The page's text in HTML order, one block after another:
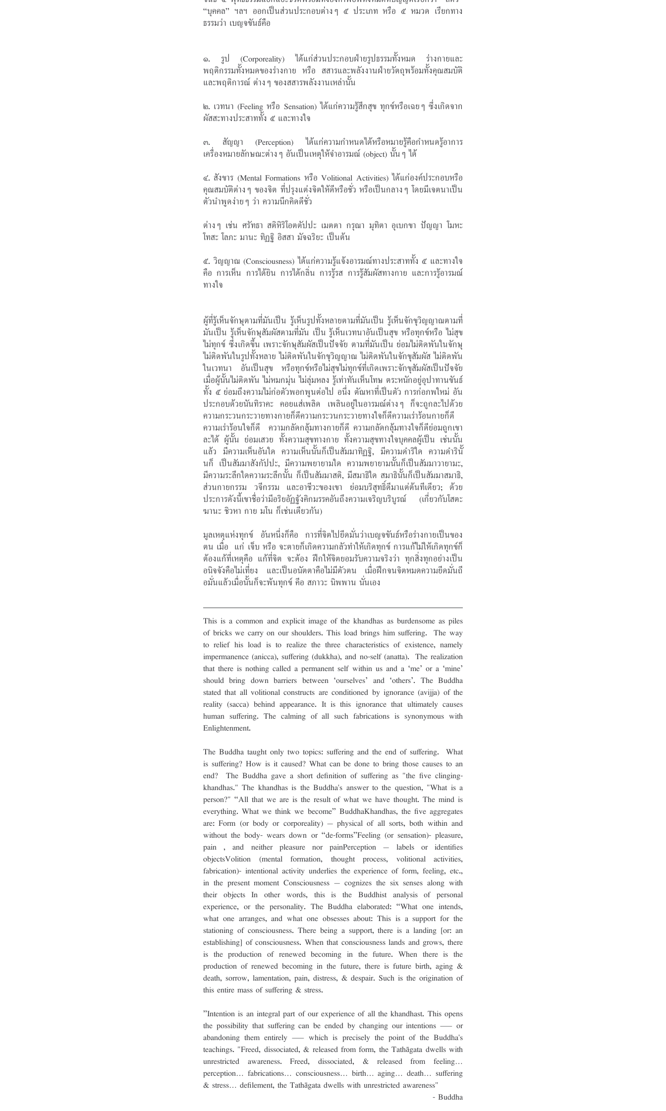
“บุคคล” ฯลฯ ออกเป็นส่วนประกอบต่างๆ ๕ ประเภท หรือ ๕ หมวด เรียกทาง
ธรรมว่า เบญจขันธ์คือ
๑. รูป (Corporeality) ได้แก่ส่วนประกอบฝ่ายรูปธรรมทั้งหมด ร่างกายและ
พฤติกรรมทั้งหมดของร่างกาย หรือ สสารและพลังงานฝ่ายวัตถุพร้อมทั้งคุณสมบัติ
และพฤติการณ์ ต่างๆ ของสสารพลังงานเหล่านั้น
๒. เวทนา (Feeling หรือ Sensation) ได้แก่ความรู้สึกสุข ทุกข์หรือเฉยๆ ซึ่งเกิดจาก
ผัสสะทางประสาททั้ง ๕ และทางใจ
๓. สัญญา (Perception) ได้แก่ความกำหนดได้หรือหมายรู้คือกำหนดรู้อาการ
เครื่องหมายลักษณะต่างๆ อันเป็นเหตุให้จำอารมณ์ (object) นั้นๆ ได้
๔. สังขาร (Mental Formations หรือ Volitional Activities) ได้แก่องค์ประกอบหรือ
คุณสมบัติต่างๆ ของจิต ที่ปรุงแต่งจิตให้ดีหรือชั่ว หรือเป็นกลางๆ โดยมีเจตนาเป็น
ตัวนำพูดง่ายๆ ว่า ความนึกคิดดีชั่ว
ต่างๆ เช่น ศรัทธา สติหิริโอตตัปปะ เมตตา กรุณา มุทิตา อุเบกขา ปัญญา โมหะ
โทสะ โลภะ มานะ ทิฏฐิ อิสสา มัจฉริยะ เป็นต้น
๕. วิญญาณ (Consciousness) ได้แก่ความรู้แจ้งอารมณ์ทางประสาททั้ง ๕ และทางใจ
คือ การเห็น การได้ยิน การได้กลิ่น การรู้รส การรู้สัมผัสทางกาย และการรู้อารมณ์
ทางใจ
ผู้ที่รู้เห็นจักษุตามที่มันเป็น รู้เห็นรูปทั้งหลายตามที่มันเป็น รู้เห็นจักขุวิญญาณตามที่
มันเป็น รู้เห็นจักษุสัมผัสตามที่มัน เป็น รู้เห็นเวทนาอันเป็นสุข หรือทุกข์หรือ ไม่สุข
ไม่ทุกข์ ซึ่งเกิดขึ้น เพราะจักษุสัมผัสเป็นปัจจัย ตามที่มันเป็น ย่อมไม่ติดพันในจักษุ
ไม่ติดพันในรูปทั้งหลาย ไม่ติดพันในจักขุวิญญาณ ไม่ติดพันในจักขุสัมผัส ไม่ติดพัน
ในเวทนา อันเป็นสุข หรือทุกข์หรือไม่สุขไม่ทุกข์ที่เกิดเพราะจักขุสัมผัสเป็นปัจจัย
เมื่อผู้นั้นไม่ติดพัน ไม่หมกมุ่น ไม่ลุ่มหลง รู้เท่าทันเห็นโทษ ตระหนักอยู่อุปาทานขันธ์
ทั้ง ๕ ย่อมถึงความไม่ก่อตัวพอกพูนต่อไป อนึ่ง ตัณหาที่เป็นตัว การก่อภพใหม่ อัน
ประกอบด้วยนันทิราคะ คอยแส่เพลิด เพลินอยู่ในอารมณ์ต่างๆ ก็จะถูกละไปด้วย
ความกระวนกระวายทางกายก็ดีความกระวนกระวายทางใจก็ดีความเร่าร้อนกายก็ดี
ความเร่าร้อนใจก็ดี  ความกลัดกลุ้มทางกายก็ดี ความกลัดกลุ้มทางใจก็ดีย่อมถูกเขา
ละได้ ผู้นั้น ย่อมเสวย ทั้งความสุขทางกาย ทั้งความสุขทางใจบุคคลผู้เป็น เช่นนั้น
แล้ว มีความเห็นอันใด ความเห็นนั้นก็เป็นสัมมาทิฏฐิ, มีความดำริใด ความดำรินั้
นก็ เป็นสัมมาสังกัปปะ, มีความพยายามใด ความพยายามนั้นก็เป็นสัมมาวายามะ,
มีความระลึกใดความระลึกนั้น ก็เป็นสัมมาสติ, มีสมาธิใด สมาธินั้นก็เป็นสัมมาสมาธิ,
ส่วนกายกรรม วจีกรรม และอาชีวะของเขา ย่อมบริสุทธิ์ดีมาแต่ต้นทีเดียว; ด้วย
ประการดังนี้เขาชื่อว่ามีอริยอัฏฐังคิกมรรคอันถึงความเจริญบริบูรณ์ (เกี่ยวกับโสตะ
ฆานะ ชิวหา กาย มโน ก็เช่นเดียวกัน)
มูลเหตุแห่งทุกข์ อันหนี่งก็คือ การที่จิตไปยีดมั่นว่าเบญจขันธ์หรือร่างกายเป็นของ
ตน เมื่อ  แก่ เจ็บ หรือ จะตายก็เกิดความกลัวทำให้เกิดทุกข์ การแก้ไม่ให้เกิดทุกข์ก็
ต้องแก้ที่เหตุคือ แก้ที่จิต จะต้อง ฝีกให้จิตยอมรับความจริงว่า ทุกสิ่งทุกอย่างเป็น
อนิจจังคือไม่เที่ยง และเป็นอนัตตาคือไม่มีตัวตน เมื่อฝีกจนจิตหมดความยีดมั่นถี
อมั่นแล้วเมื่อนั้นก็จะพ้นทุกข์ คีอ สภาวะ นิพพาน นั่นเอง
This is a common and explicit image of the khandhas as burdensome as piles
of bricks we carry on our shoulders. This load brings him suffering.  The way
to relief his load is to realize the three characteristics of existence, namely
impermanence (anicca), suffering (dukkha), and no-self (anatta).  The realization
that there is nothing called a permanent self within us and a ‘me’ or a ‘mine’
should bring down barriers between ‘ourselves’ and ‘others’. The Buddha
stated that all volitional constructs are conditioned by ignorance (avijja) of the
reality (sacca) behind appearance. It is this ignorance that ultimately causes
human suffering. The calming of all such fabrications is synonymous with
Enlightenment.
The Buddha taught only two topics: suffering and the end of suffering.  What
is suffering? How is it caused? What can be done to bring those causes to an
end?  The Buddha gave a short definition of suffering as "the five clinging-
khandhas." The khandhas is the Buddha's answer to the question, "What is a
person?" “All that we are is the result of what we have thought. The mind is
everything. What we think we become” BuddhaKhandhas, the five aggregates
are: Form (or body or corporeality) – physical of all sorts, both within and
without the body- wears down or “de-forms”Feeling (or sensation)- pleasure,
pain , and neither pleasure nor painPerception – labels or identifies
objectsVolition (mental formation, thought process, volitional activities,
fabrication)- intentional activity underlies the experience of form, feeling, etc.,
in the present moment Consciousness – cognizes the six senses along with
their objects In other words, this is the Buddhist analysis of personal
experience, or the personality. The Buddha elaborated: “What one intends,
what one arranges, and what one obsesses about: This is a support for the
stationing of consciousness. There being a support, there is a landing [or: an
establishing] of consciousness. When that consciousness lands and grows, there
is the production of renewed becoming in the future. When there is the
production of renewed becoming in the future, there is future birth, aging &
death, sorrow, lamentation, pain, distress, & despair. Such is the origination of
this entire mass of suffering & stress.
”Intention is an integral part of our experience of all the khandhast. This opens
the possibility that suffering can be ended by changing our intentions — or
abandoning them entirely — which is precisely the point of the Buddha's
teachings. "Freed, dissociated, & released from form, the Tathāgata dwells with
unrestricted awareness. Freed, dissociated, & released from feeling…
perception… fabrications… consciousness… birth… aging… death… suffering
& stress… defilement, the Tathāgata dwells with unrestricted awareness"
- Buddha